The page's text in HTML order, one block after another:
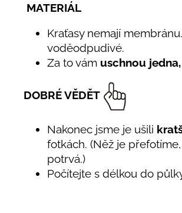
MATERIÁL
Kraťasy nemají
voděodpudivé.
Za to vám uschnou
DOBRÉ VĚDĚT
Nakonec jsme je ušili
fotkách. (Něž je
potrvá.)
Počítejte s délkou do